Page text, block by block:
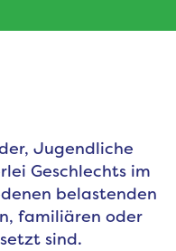
Jugendliche
Geschlechts im
belastenden
familiären oder
sind.